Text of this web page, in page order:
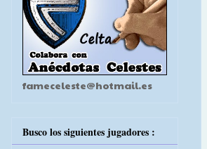
fameceleste@hotmail.es
Busco los siguientes jugadores :